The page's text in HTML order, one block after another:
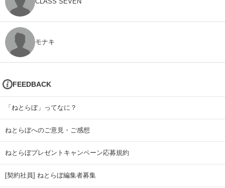
モナキ
FEEDBACK
「ねとらぼ」ってなに？
ねとらぼへのご意見・ご感想
ねとらぼプレゼントキャンペーン応募規約
[契約社員] ねとらぼ編集者募集